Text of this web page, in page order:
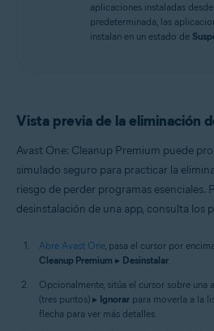
aplicaciones instaladas desde
predeterminada, las
instalan en un estado de
Vista previa de la eliminación
Avast One: Cleanup Premium puede
simulado seguro para practicar la
riesgo de perder programas esenciales.
desinstalación de una app, consulta los
Abre Avast One, pasa el cursor por
Cleanup Premium ▸ Desinstalar.
Opcionalmente, sitúa el cursor sobre una
(tres puntos) ▸ Ignorar para moverla a la
flecha para ver más detalles.